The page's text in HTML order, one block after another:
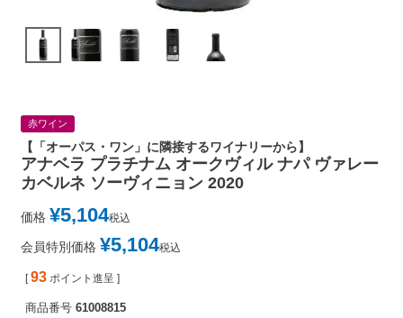
赤ワイン
【「オーパス・ワン」に隣接するワイナリーから】
アナベラ プラチナム オークヴィル ナパ ヴァレー
カベルネ ソーヴィニョン 2020
価格 ¥5,104税込
会員特別価格 ¥5,104税込
[ 93 ポイント進呈 ]
商品番号 61008815